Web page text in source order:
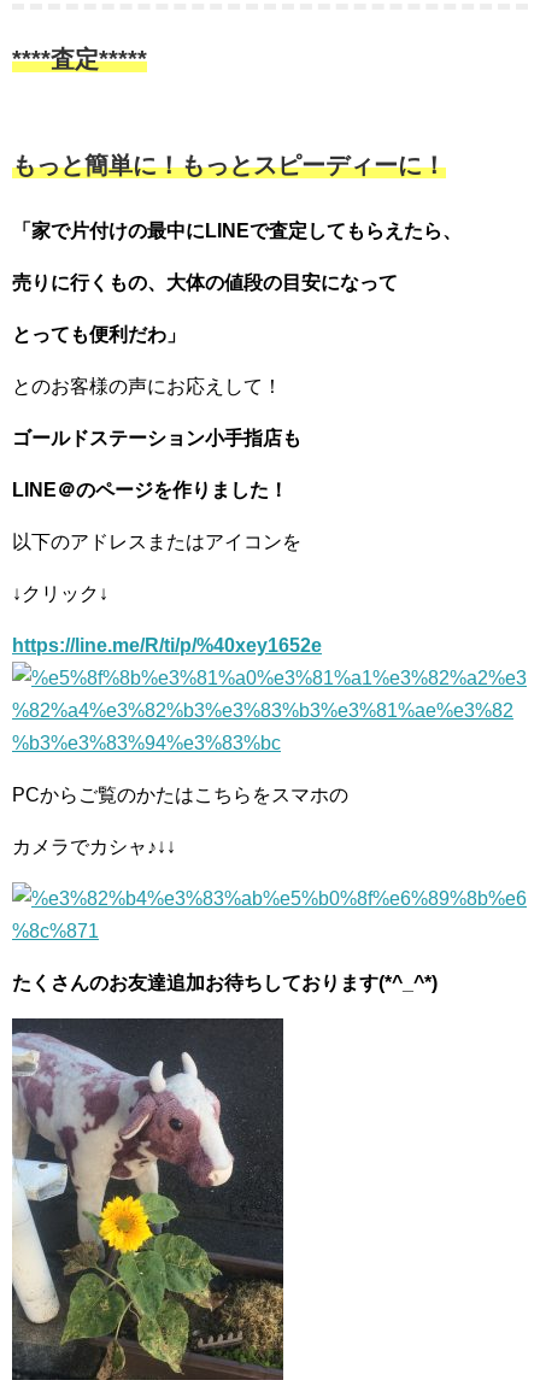
****査定*****
もっと簡単に！もっとスピーディーに！
「家で片付けの最中にLINEで査定してもらえたら、
売りに行くもの、大体の値段の目安になって
とっても便利だわ」
とのお客様の声にお応えして！
ゴールドステーション小手指店も
LINE＠のページを作りました！
以下のアドレスまたはアイコンを
↓クリック↓
https://line.me/R/ti/p/%40xey1652e
PCからご覧のかたはこちらをスマホの
カメラでカシャ♪↓↓
たくさんのお友達追加お待ちしております(*^_^*)